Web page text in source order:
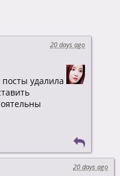
20 days ago
удалила
20 days ago